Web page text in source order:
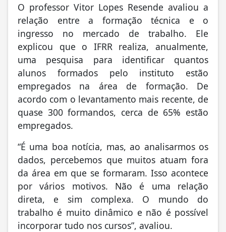
O professor Vitor Lopes Resende avaliou a
relação entre a formação técnica e o
ingresso no mercado de trabalho. Ele
explicou que o IFRR realiza, anualmente,
uma pesquisa para identificar quantos
alunos formados pelo instituto estão
empregados na área de formação. De
acordo com o levantamento mais recente, de
quase 300 formandos, cerca de 65% estão
empregados.
“É uma boa notícia, mas, ao analisarmos os
dados, percebemos que muitos atuam fora
da área em que se formaram. Isso acontece
por vários motivos. Não é uma relação
direta, e sim complexa. O mundo do
trabalho é muito dinâmico e não é possível
incorporar tudo nos cursos”, avaliou.